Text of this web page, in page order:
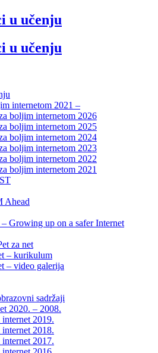
u učenju
u učenju
internetom 2021 –
boljim internetom 2026
boljim internetom 2025
boljim internetom 2024
boljim internetom 2023
boljim internetom 2022
boljim internetom 2021
Ahead
Growing up on a safer Internet
za net
– kurikulum
– video galerija
sadržaji
2020. – 2008.
2019.
2018.
2017.